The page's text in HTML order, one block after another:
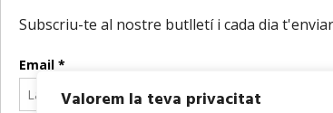
Valorem la teva privacitat